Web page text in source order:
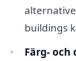
buildings
Färg-